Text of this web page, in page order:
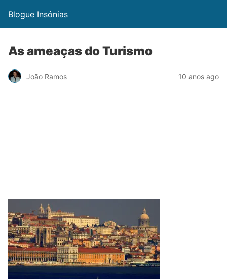
Blogue Insónias
As ameaças do Turismo
João Ramos 10 anos ago